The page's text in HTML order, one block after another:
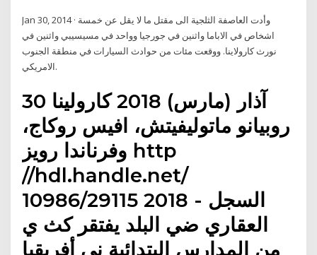
Jan 30, 2014 · وأدت العاصفة الثلجية الى مقتل ما لا يقل عن خمسة
اشخاص في الاباما واثنين في جورجيا وواحد في مسيسيبي واثنين في
نورث كارولاينا. ووقعت مئات من حوادث السيارات في منطقة الجنوب
الامريكي.
30 آذار (مارس) 2018 كارولينا
روبيانو ماتوليفيتش، افيس روكاج،
وفرناندا رويز http
//hdl.handle.net/
10986/29115 2018 - السجل
العقاري ضي البلد يفتقر كث ي
من المدارس البتدائية ني أفريقيا